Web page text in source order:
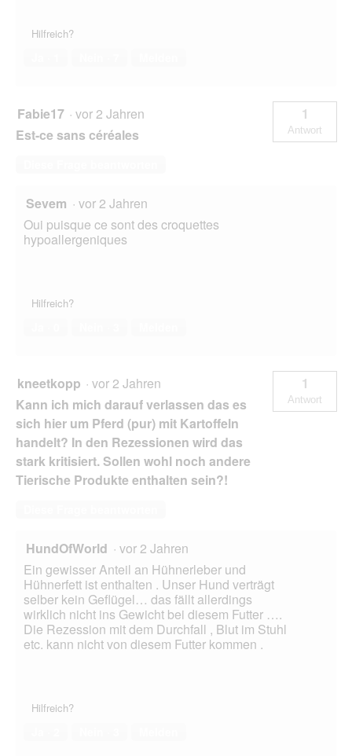
Hilfreich?
Fabie17 · vor 2 Jahren
Est-ce sans céréales
1
Antwort
Sevem · vor 2 Jahren
Oui puisque ce sont des croquettes
hypoallergeniques
Hilfreich?
kneetkopp · vor 2 Jahren
Kann ich mich darauf verlassen das es
sich hier um Pferd (pur) mit Kartoffeln
handelt? In den Rezessionen wird das
stark kritisiert. Sollen wohl noch andere
Tierische Produkte enthalten sein?!
1
Antwort
HundOfWorld · vor 2 Jahren
Ein gewisser Anteil an Hühnerleber und
Hühnerfett ist enthalten . Unser Hund verträgt
selber kein Geflügel… das fällt allerdings
wirklich nicht ins Gewicht bei diesem Futter ….
Die Rezession mit dem Durchfall , Blut im Stuhl
etc. kann nicht von diesem Futter kommen .
Hilfreich?